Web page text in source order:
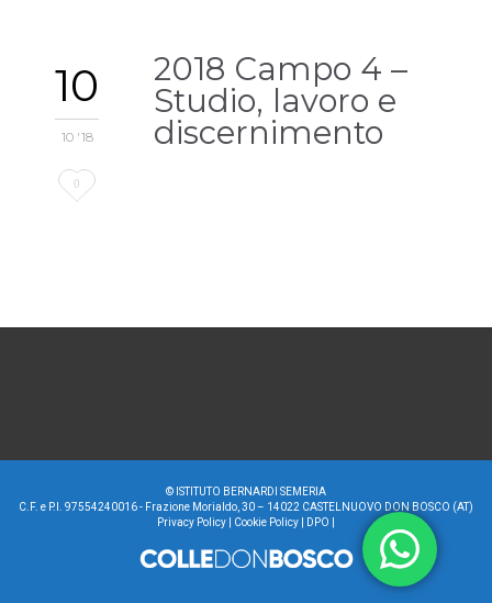
10
10 '18
Love
0
2018 Campo 4 –
Studio, lavoro e
discernimento
© ISTITUTO BERNARDI SEMERIA
C.F. e P.I. 97554240016 - Frazione Morialdo, 30 – 14022 CASTELNUOVO DON BOSCO (AT)
Privacy Policy
Cookie Policy DPO